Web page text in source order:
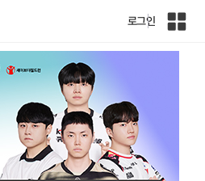
로그인
인